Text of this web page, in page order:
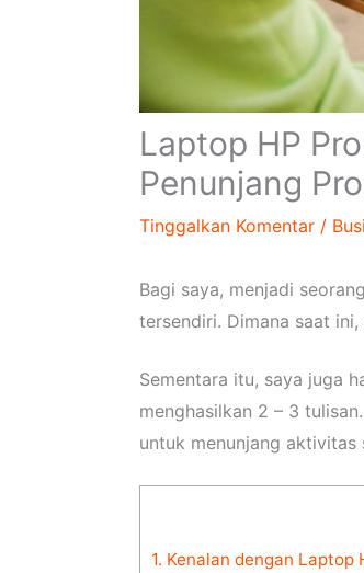
Laptop HP
Penunjang
Tinggalkan Komentar /
Bagi saya, menjadi
tersendiri. Dimana saat
Sementara itu, saya juga
menghasilkan 2 – 3
untuk menunjang aktivitas
1. Kenalan dengan Laptop